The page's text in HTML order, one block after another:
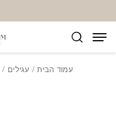
עמוד הבית/ עגילים /